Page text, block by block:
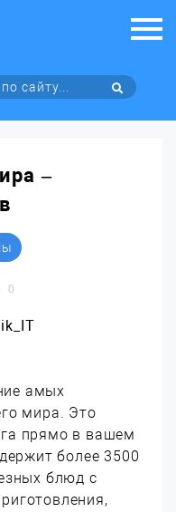
–
0
амых
мира. Это
прямо в вашем
более 3500
блюд с